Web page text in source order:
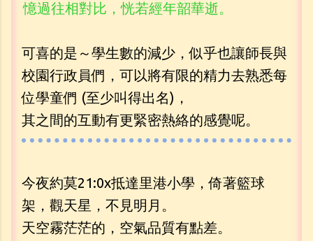
憶過往相對比，恍若經年韶華逝。
可喜的是～學生數的減少，似乎也讓師長與
校園行政員們，可以將有限的精力去熟悉每
位學童們 (至少叫得出名)，
其之間的互動有更緊密熱絡的感覺呢。
今夜約莫21:0x抵達里港小學，倚著籃球
架，觀天星，不見明月。
天空霧茫茫的，空氣品質有點差。